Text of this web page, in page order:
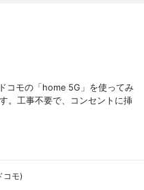
コモの「home 5G」を使ってみ
。工事不要で、コンセントに挿
コモ)